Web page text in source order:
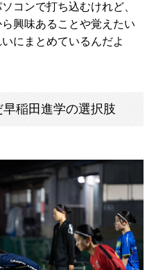
コンで打ち込むけれど、
興味あることや覚えたい
にまとめているんだよ
稲田進学の選択肢